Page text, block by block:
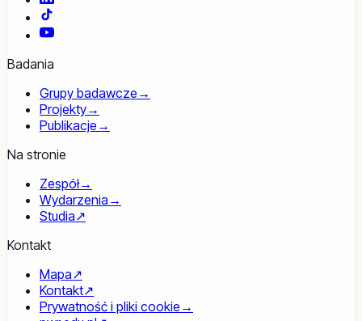
YouTube
Badania
Grupy badawcze →
Projekty→
Publikacje →
Na stronie
Zespół→
Wydarzenia →
Studia↗
Kontakt
Mapa↗
Kontakt↗
Prywatność i pliki cookie →